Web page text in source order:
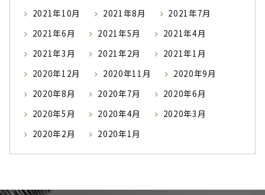
2021年10月
2021年8月
2021年7月
2021年6月
2021年5月
2021年4月
2021年3月
2021年2月
2021年1月
2020年12月
2020年11月
2020年9月
2020年8月
2020年7月
2020年6月
2020年5月
2020年4月
2020年3月
2020年2月
2020年1月